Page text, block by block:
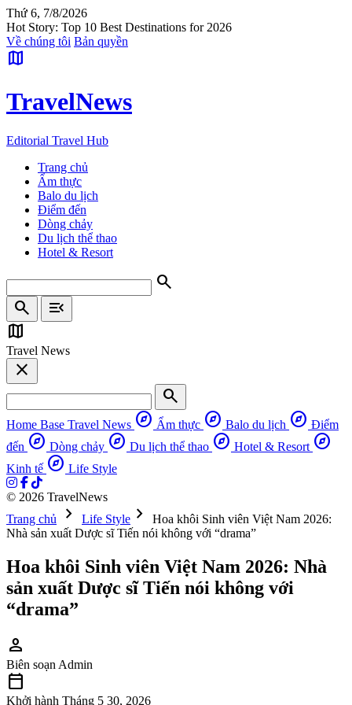
Thứ 6, 7/8/2026
Hot Story: Top 10 Best Destinations for 2026
Về chúng tôi Bản quyền
map
TravelNews
Editorial Travel Hub
Trang chủ
Ẩm thực
Balo du lịch
Điểm đến
Dòng chảy
Du lịch thể thao
Hotel & Resort
search
search
menu_open
map
Travel News
close
search
Home Base Travel News explore Ẩm thực explore Balo du lịch explore Điểm
đến explore Dòng chảy explore Du lịch thể thao explore Hotel & Resort explore
Kinh tế explore Life Style
© 2026 TravelNews
Trang chủ
chevron_right Life Style chevron_right
Hoa khôi Sinh viên Việt Nam 2026:
Nhà sản xuất Dược sĩ Tiến nói không với “drama”
Hoa khôi Sinh viên Việt Nam 2026: Nhà
sản xuất Dược sĩ Tiến nói không với
“drama”
person
Biên soạn Admin
calendar_today
Khởi hành Tháng 5 30, 2026